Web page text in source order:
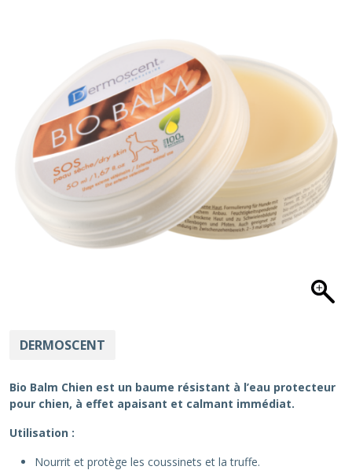
DERMOSCENT
Bio Balm Chien est un baume résistant à l’eau protecteur
pour chien, à effet apaisant et calmant immédiat.
Utilisation :
Nourrit et protège les coussinets et la truffe.